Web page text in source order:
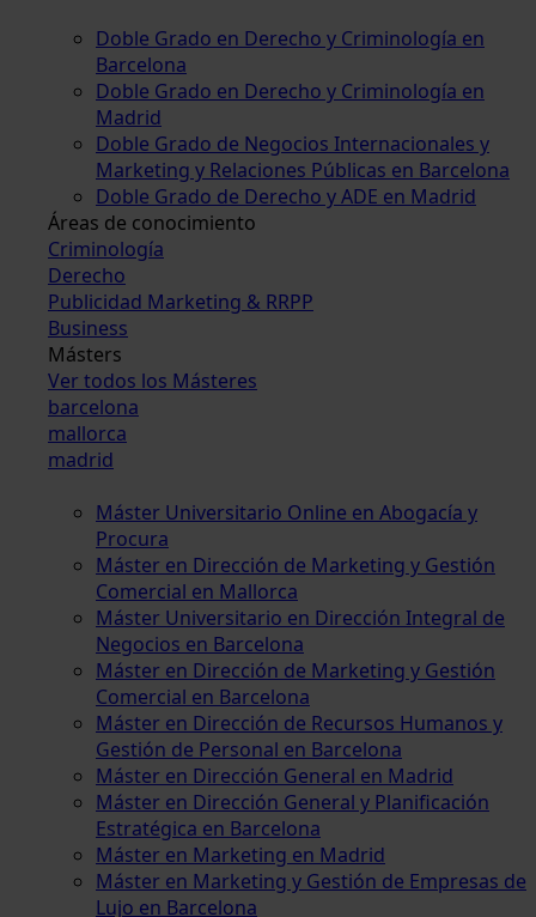
Doble Grado en Derecho y Criminología en
Barcelona
Doble Grado en Derecho y Criminología en
Madrid
Doble Grado de Negocios Internacionales y
Marketing y Relaciones Públicas en Barcelona
Doble Grado de Derecho y ADE en Madrid
Áreas de conocimiento
Criminología
Derecho
Publicidad Marketing & RRPP
Business
Másters
Ver todos los Másteres
barcelona
mallorca
madrid
Máster Universitario Online en Abogacía y
Procura
Máster en Dirección de Marketing y Gestión
Comercial en Mallorca
Máster Universitario en Dirección Integral de
Negocios en Barcelona
Máster en Dirección de Marketing y Gestión
Comercial en Barcelona
Máster en Dirección de Recursos Humanos y
Gestión de Personal en Barcelona
Máster en Dirección General en Madrid
Máster en Dirección General y Planificación
Estratégica en Barcelona
Máster en Marketing en Madrid
Máster en Marketing y Gestión de Empresas de
Lujo en Barcelona